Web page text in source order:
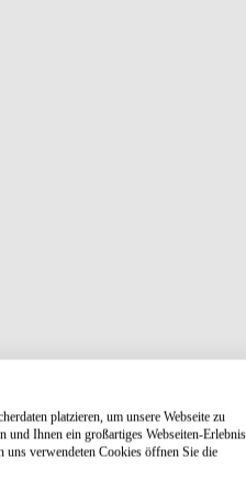
platzieren, um unsere Webseite zu
und Ihnen ein großartiges Webseiten-
verwendeten Cookies öffnen Sie die